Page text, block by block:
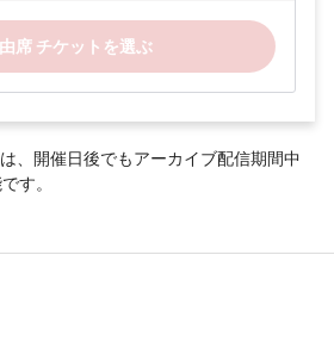
席 チケットを選ぶ
、開催日後でもアーカイブ配信期間中
す。